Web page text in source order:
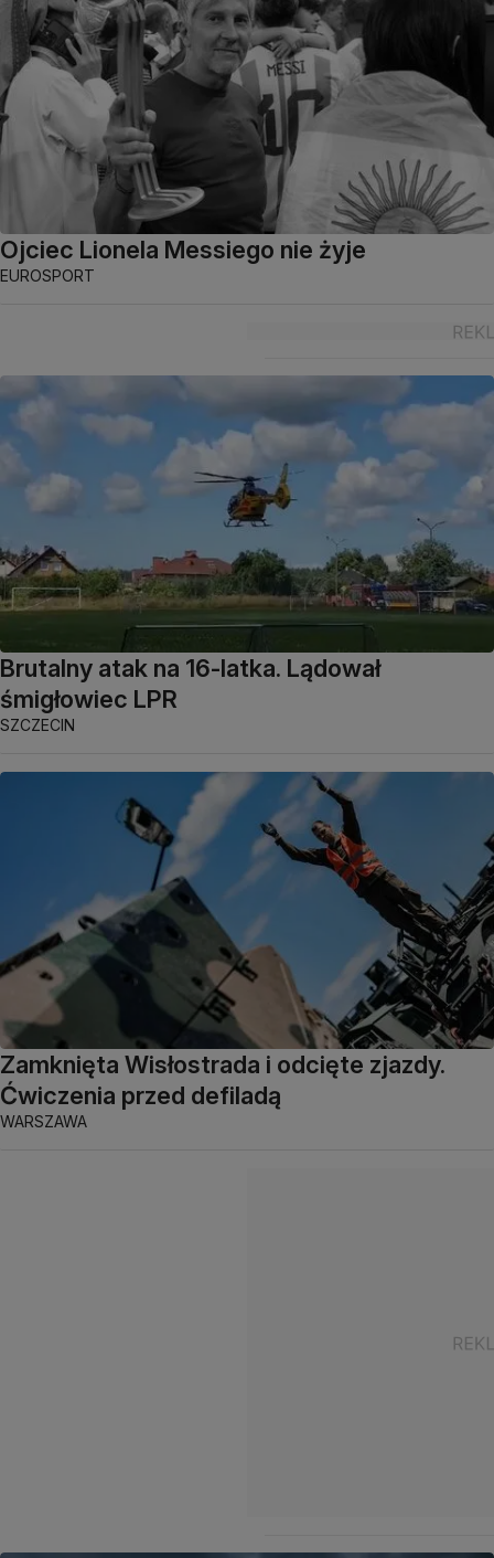
Ojciec Lionela Messiego nie żyje
EUROSPORT
Brutalny atak na 16-latka. Lądował
śmigłowiec LPR
SZCZECIN
Zamknięta Wisłostrada i odcięte zjazdy.
Ćwiczenia przed defiladą
WARSZAWA